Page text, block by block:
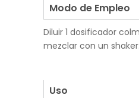
Modo de Empleo
Diluir 1 dosificador
mezclar con un
Uso